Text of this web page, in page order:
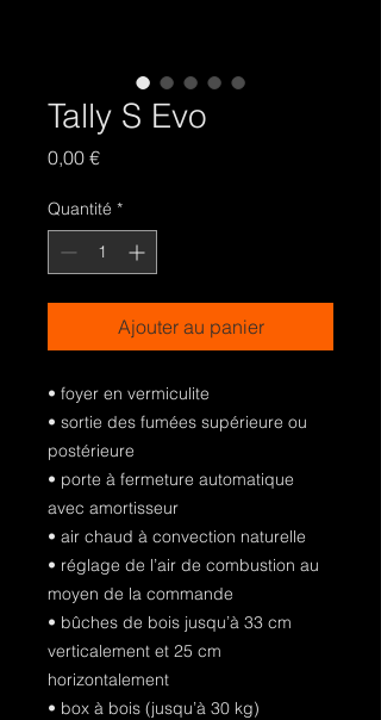
Tally S Evo
0,00 €Prix
Quantité *
Ajouter au panier
• foyer en vermiculite
• sortie des fumées supérieure ou
postérieure
• porte à fermeture automatique
avec amortisseur
• air chaud à convection naturelle
• réglage de l’air de combustion au
moyen de la commande
• bûches de bois jusqu’à 33 cm
verticalement et 25 cm
horizontalement
• box à bois (jusqu’à 30 kg)